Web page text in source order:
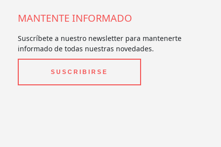
MANTENTE INFORMADO
Suscríbete a nuestro newsletter para mantenerte
informado de todas nuestras novedades.
SUSCRIBIRSE